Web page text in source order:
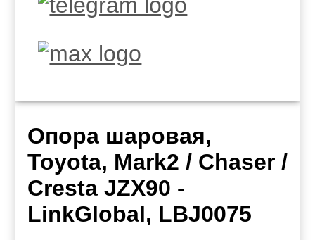
Опора шаровая,
Toyota, Mark2 / Chaser /
Cresta JZX90 -
LinkGlobal, LBJ0075